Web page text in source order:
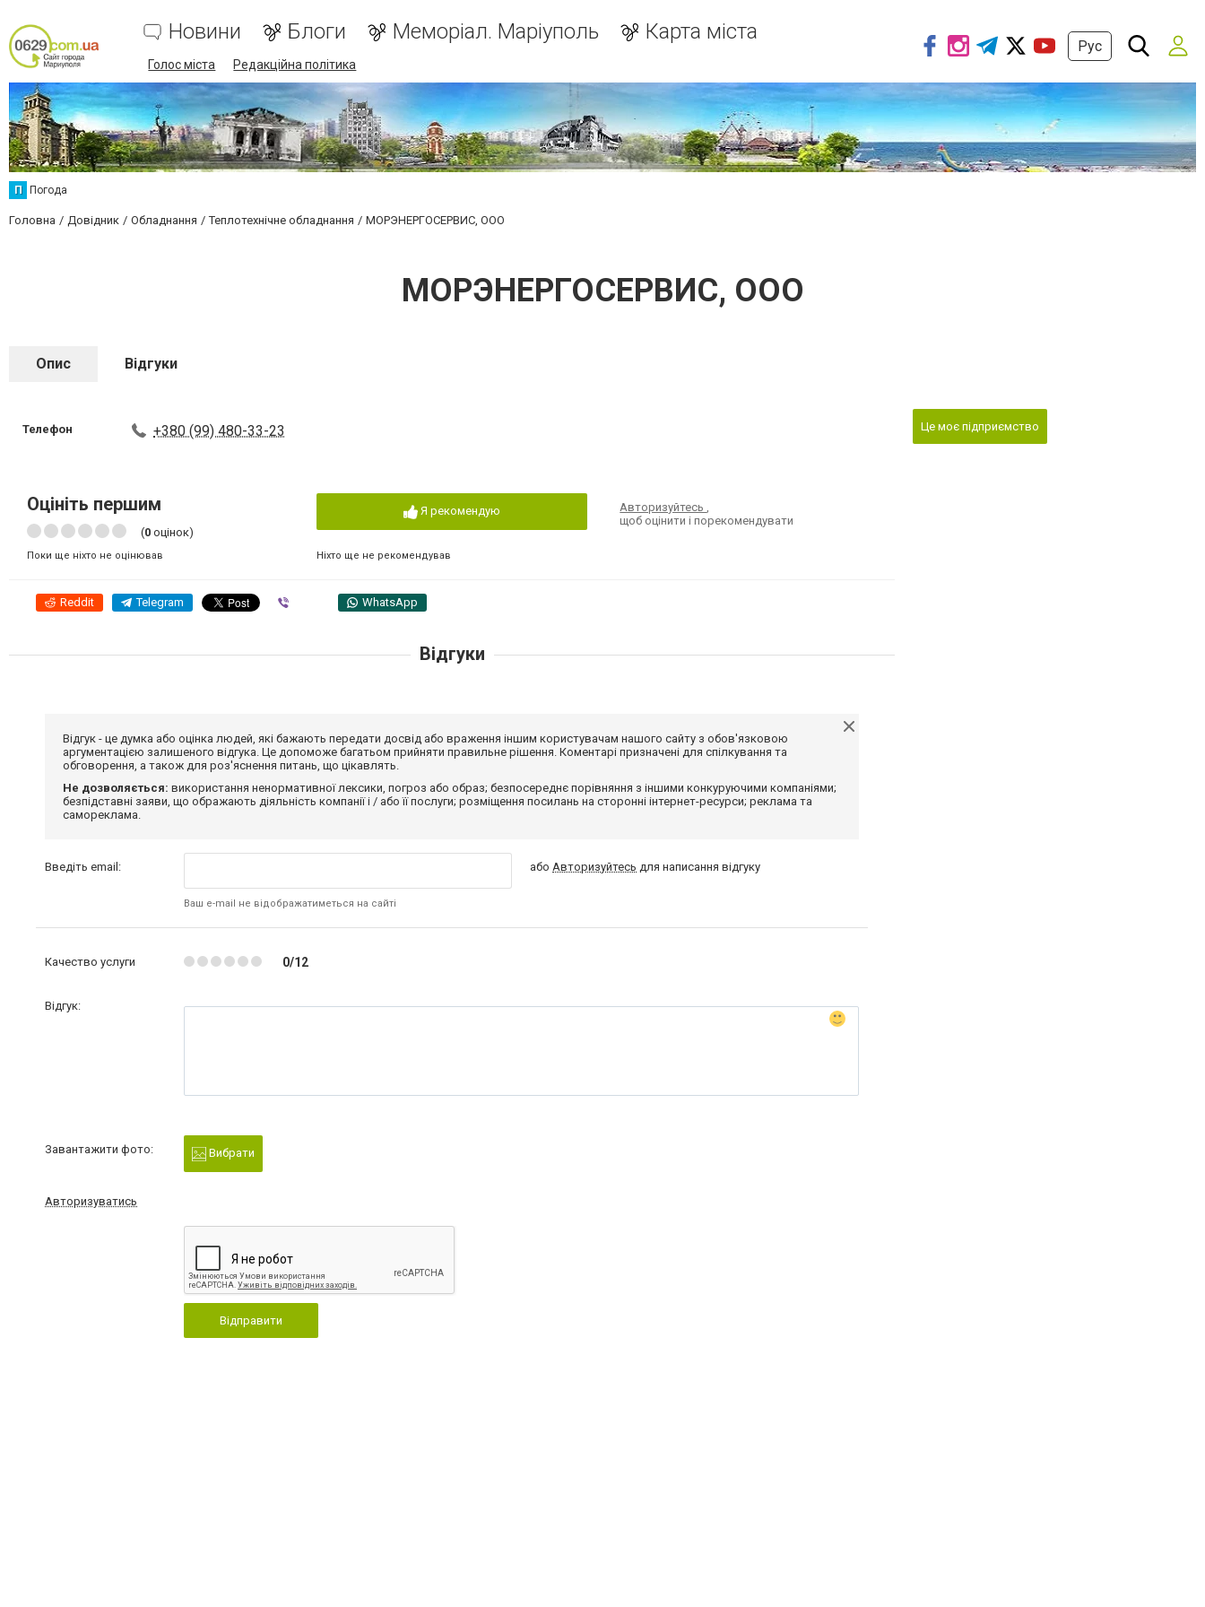
Новини Блоги Меморіал. Маріуполь Карта міста
Голос міста Редакційна політика
Рус
П Погода
Головна Довідник Обладнання Теплотехнічне обладнання МОРЭНЕРГОСЕРВИС, ООО
МОРЭНЕРГОСЕРВИС, ООО
Опис Відгуки
Телефон +380 (99) 480-33-23
Оцініть першим
(0 оцінок)
Поки ще ніхто не оцінював
Я рекомендую
Ніхто ще не рекомендував
Авторизуйтесь,
щоб оцінити і порекомендувати
Reddit Telegram WhatsApp
Це моє підприємство
Відгуки
Відгук - це думка або оцінка людей, які бажають передати досвід або враження іншим користувачам нашого сайту з обов'язковою
аргументацією залишеного відгука. Це допоможе багатьом прийняти правильне рішення. Коментарі призначені для спілкування та
обговорення, а також для роз'яснення питань, що цікавлять.
Не дозволяється: використання ненормативної лексики, погроз або образ; безпосереднє порівняння з іншими конкуруючими компаніями;
безпідставні заяви, що ображають діяльність компанії і / або її послуги; розміщення посилань на сторонні інтернет-ресурси; реклама та
самореклама.
Введіть email:
Ваш e-mail не відображатиметься на сайті
абоАвторизуйтесь для написання відгуку
Качество услуги 0/12
Відгук:
Завантажити фото: Вибрати
Авторизуватись
Відправити